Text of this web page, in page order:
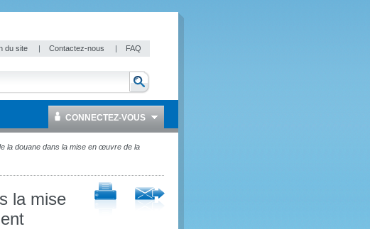
du site | Contactez-nous | FAQ
CONNECTEZ-VOUS
la douane dans la mise en œuvre de la
la mise